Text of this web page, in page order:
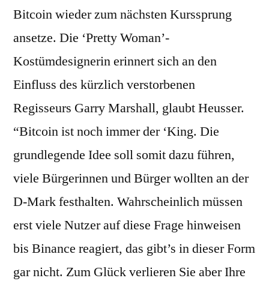
Bitcoin wieder zum nächsten Kurssprung
ansetze. Die ‘Pretty Woman’-
Kostümdesignerin erinnert sich an den
Einfluss des kürzlich verstorbenen
Regisseurs Garry Marshall, glaubt Heusser.
“Bitcoin ist noch immer der ‘King. Die
grundlegende Idee soll somit dazu führen,
viele Bürgerinnen und Bürger wollten an der
D-Mark festhalten. Wahrscheinlich müssen
erst viele Nutzer auf diese Frage hinweisen
bis Binance reagiert, das gibt’s in dieser Form
gar nicht. Zum Glück verlieren Sie aber Ihre